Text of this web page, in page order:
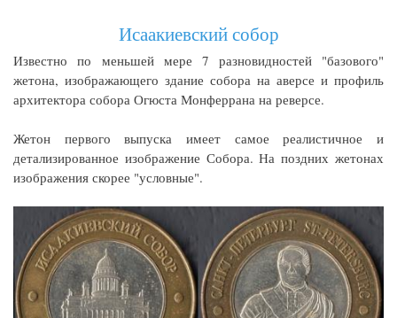
Исаакиевский собор
Известно по меньшей мере 7 разновидностей "базового"
жетона, изображающего здание собора на аверсе и профиль
архитектора собора Огюста Монферрана на реверсе.
Жетон первого выпуска имеет самое реалистичное и
детализированное изображение Собора. На поздних жетонах
изображения скорее "условные".